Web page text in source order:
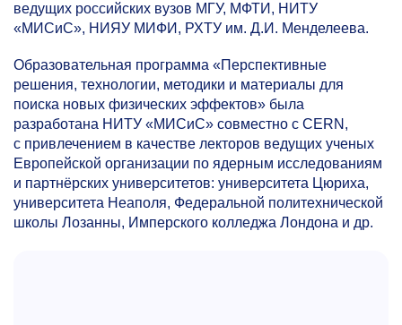
ведущих российских вузов МГУ, МФТИ, НИТУ
«МИСиС», НИЯУ МИФИ, РХТУ им. Д.И. Менделеева.
Образовательная программа «Перспективные
решения, технологии, методики и материалы для
поиска новых физических эффектов» была
разработана НИТУ «МИСиС» совместно с CERN,
с привлечением в качестве лекторов ведущих ученых
Европейской организации по ядерным исследованиям
и партнёрских университетов: университета Цюриха,
университета Неаполя, Федеральной политехнической
школы Лозанны, Имперского колледжа Лондона и др.